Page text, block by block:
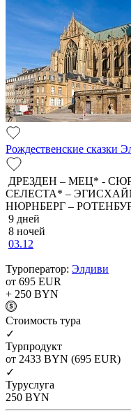
Рождественские сказки
ДРЕЗДЕН – МЕЦ* -
СЕЛЕСТА* –
НЮРНБЕРГ –
9 дней
8 ночей
03.12
Туроператор: Элдиви
от 695 EUR
+ 250 BYN
Cтоимость тура
✓
Турпродукт
от 2433 BYN (695 EUR)
✓
Туруслуга
250 BYN